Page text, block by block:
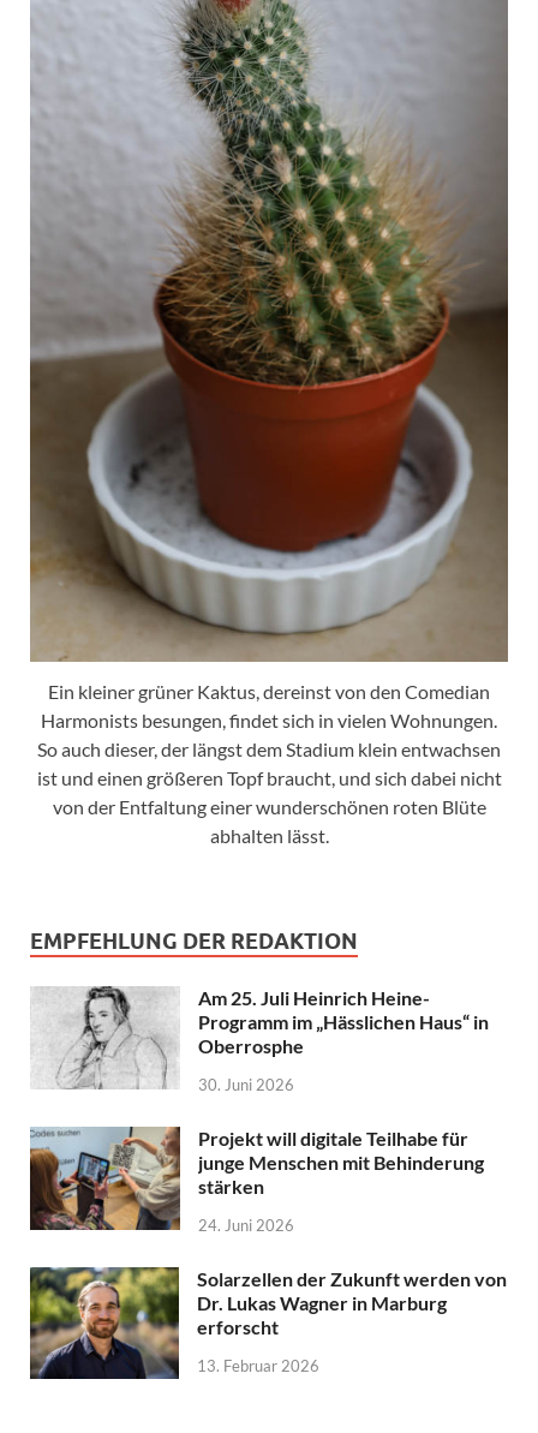
Ein kleiner grüner Kaktus, dereinst von den Comedian
Harmonists besungen, findet sich in vielen Wohnungen.
So auch dieser, der längst dem Stadium klein entwachsen
ist und einen größeren Topf braucht, und sich dabei nicht
von der Entfaltung einer wunderschönen roten Blüte
abhalten lässt.
EMPFEHLUNG DER REDAKTION
Am 25. Juli Heinrich Heine-
Programm im „Hässlichen Haus“ in
Oberrosphe
30. Juni 2026
Projekt will digitale Teilhabe für
junge Menschen mit Behinderung
stärken
24. Juni 2026
Solarzellen der Zukunft werden von
Dr. Lukas Wagner in Marburg
erforscht
13. Februar 2026